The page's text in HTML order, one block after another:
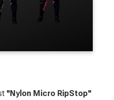
"Nylon Micro RipStop"